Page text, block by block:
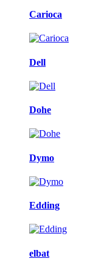
Carioca
Dell
Dohe
Dymo
Edding
elbat